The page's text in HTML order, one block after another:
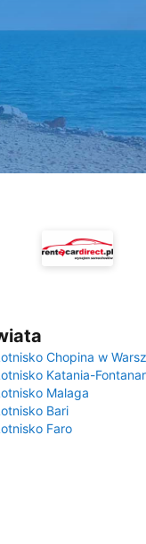
Chopina w
Katania-
Malaga
Bari
Faro